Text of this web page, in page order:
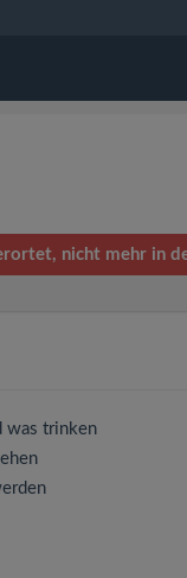
nicht mehr in
was trinken